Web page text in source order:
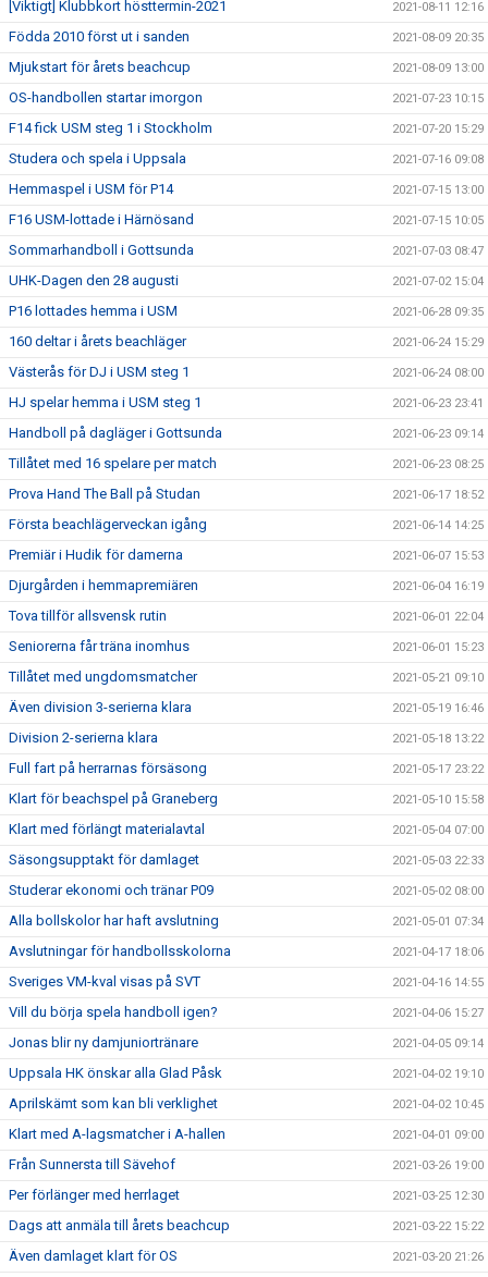
[Viktigt] Klubbkort hösttermin-2021 2021-08-11 12:16
Födda 2010 först ut i sanden 2021-08-09 20:35
Mjukstart för årets beachcup 2021-08-09 13:00
OS-handbollen startar imorgon 2021-07-23 10:15
F14 fick USM steg 1 i Stockholm 2021-07-20 15:29
Studera och spela i Uppsala 2021-07-16 09:08
Hemmaspel i USM för P14 2021-07-15 13:00
F16 USM-lottade i Härnösand 2021-07-15 10:05
Sommarhandboll i Gottsunda 2021-07-03 08:47
UHK-Dagen den 28 augusti 2021-07-02 15:04
P16 lottades hemma i USM 2021-06-28 09:35
160 deltar i årets beachläger 2021-06-24 15:29
Västerås för DJ i USM steg 1 2021-06-24 08:00
HJ spelar hemma i USM steg 1 2021-06-23 23:41
Handboll på dagläger i Gottsunda 2021-06-23 09:14
Tillåtet med 16 spelare per match 2021-06-23 08:25
Prova Hand The Ball på Studan 2021-06-17 18:52
Första beachlägerveckan igång 2021-06-14 14:25
Premiär i Hudik för damerna 2021-06-07 15:53
Djurgården i hemmapremiären 2021-06-04 16:19
Tova tillför allsvensk rutin 2021-06-01 22:04
Seniorerna får träna inomhus 2021-06-01 15:23
Tillåtet med ungdomsmatcher 2021-05-21 09:10
Även division 3-serierna klara 2021-05-19 16:46
Division 2-serierna klara 2021-05-18 13:22
Full fart på herrarnas försäsong 2021-05-17 23:22
Klart för beachspel på Graneberg 2021-05-10 15:58
Klart med förlängt materialavtal 2021-05-04 07:00
Säsongsupptakt för damlaget 2021-05-03 22:33
Studerar ekonomi och tränar P09 2021-05-02 08:00
Alla bollskolor har haft avslutning 2021-05-01 07:34
Avslutningar för handbollsskolorna 2021-04-17 18:06
Sveriges VM-kval visas på SVT 2021-04-16 14:55
Vill du börja spela handboll igen? 2021-04-06 15:27
Jonas blir ny damjuniortränare 2021-04-05 09:14
Uppsala HK önskar alla Glad Påsk 2021-04-02 19:10
Aprilskämt som kan bli verklighet 2021-04-02 10:45
Klart med A-lagsmatcher i A-hallen 2021-04-01 09:00
Från Sunnersta till Sävehof 2021-03-26 19:00
Per förlänger med herrlaget 2021-03-25 12:30
Dags att anmäla till årets beachcup 2021-03-22 15:22
Även damlaget klart för OS 2021-03-20 21:26